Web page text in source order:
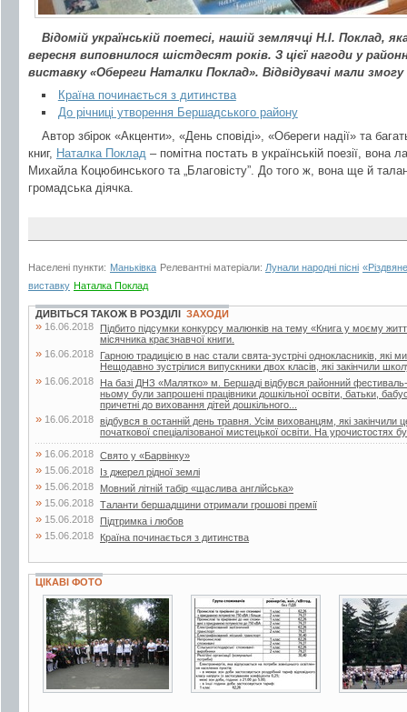
Відомій українській поетесі, нашій землячці Н.І. Поклад,
вересня виповнилося шістдесят років. З цієї нагоди у
виставку «Обереги Наталки Поклад». Відвідувачі мали
Країна починається з дитинства
До річниці утворення Бершадського району
Автор збірок «Акценти», «День сповіді», «Обереги надії» та
книг, Наталка Поклад – помітна постать в українській поезії, вона
Михайла Коцюбинського та „Благовісту”. До того ж, вона ще й
громадська діячка.
Населені пункти: Маньківка Релевантні матеріали: Лунали народні пісні
виставку Наталка Поклад
ДИВІТЬСЯ ТАКОЖ В РОЗДІЛІ ЗАХОДИ
» 16.06.2018
Підбито підсумки конкурсу малюнків на тему «Книга у моєму
місячника краєзнавчої книги.
» 16.06.2018
Гарною традицією в нас стали свята-зустрічі однокласників, які
Нещодавно зустрілися випускники двох класів, які закінчили
» 16.06.2018
На базі ДНЗ «Малятко» м. Бершаді відбувся районний
ньому були запрошені працівники дошкільної освіти, батьки,
причетні до виховання дітей дошкільного...
» 16.06.2018 відбувся в останній день травня. Усім вихованцям, які
початкової спеціалізованої мистецької освіти. На урочистостях
» 16.06.2018 Свято у «Барвінку»
» 15.06.2018 Із джерел рідної землі
» 15.06.2018 Мовний літній табір «щаслива англійська»
» 15.06.2018 Таланти бершадщини отримали грошові премії
» 15.06.2018 Підтримка і любов
» 15.06.2018 Країна починається з дитинства
ЦІКАВІ ФОТО
27 фото 2 фото 19 фото